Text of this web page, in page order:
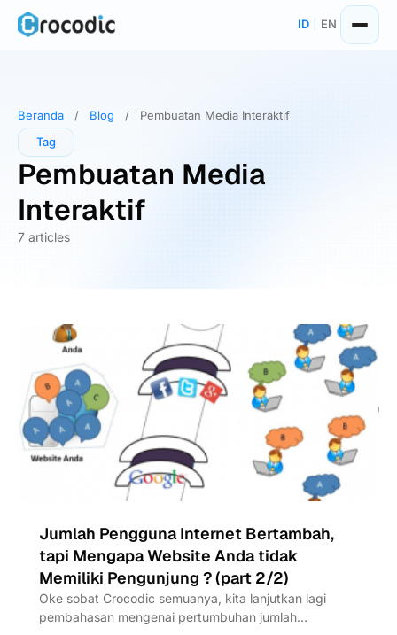
Skip
ID EN
Beranda / Blog /
Pembuatan Media Interaktif
Tag
Pembuatan Media
Interaktif
7 articles
Jumlah Pengguna Internet Bertambah,
tapi Mengapa Website Anda tidak
Memiliki Pengunjung ? (part 2/2)
Oke sobat Crocodic semuanya, kita lanjutkan lagi
pembahasan mengenai pertumbuhan jumlah